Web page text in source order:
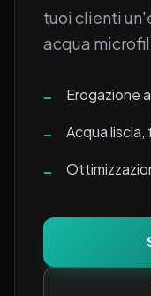
tuoi clienti
acqua
– Erogazione
– Acqua
–